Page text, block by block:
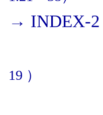
→ INDEX-2
19 ）